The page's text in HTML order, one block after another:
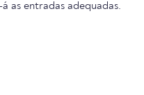
as entradas adequadas.